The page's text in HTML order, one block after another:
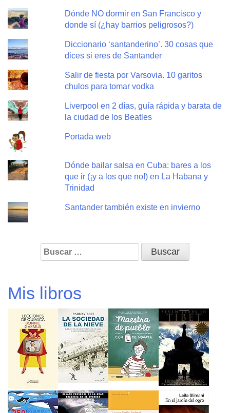
Dónde NO dormir en San Francisco y
donde sí (¿hay barrios peligrosos?)
Diccionario ‘santanderino’. 30 cosas que
dices si eres de Santander
Salir de fiesta por Varsovia. 10 garitos
chulos para tomar vodka
Liverpool en 2 días, guía rápida y barata de
la ciudad de los Beatles
Portada web
Dónde bailar salsa en Cuba: bares a los
que ir (¡y a los que no!) en La Habana y
Trinidad
Santander también existe en invierno
Buscar:
Mis libros